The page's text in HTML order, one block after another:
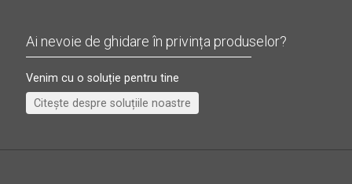
Ai nevoie de ghidare în privința produselor?
Venim cu o soluție pentru tine
Citește despre soluțiile noastre